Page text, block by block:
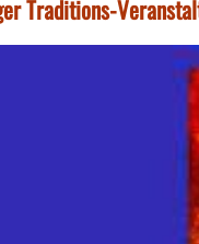
Traditions-